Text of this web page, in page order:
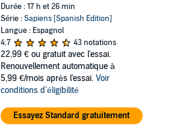
Durée : 17 h et 26 min
Série :Sapiens [Spanish Edition]
Langue : Espagnol
4,7
43 notations
22,99 € ou gratuit avec l'essai.
Renouvellement automatique à
5,99 €/mois après l'essai. Voir
conditions d'éligibilité
Essayez Standard gratuitement